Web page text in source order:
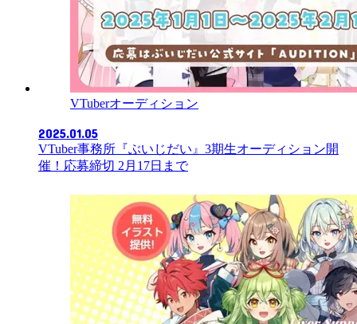
VTuberオーディション
2025.01.05
VTuber事務所『ぶいじだい』3期生オーディション開
催！応募締切 2月17日まで